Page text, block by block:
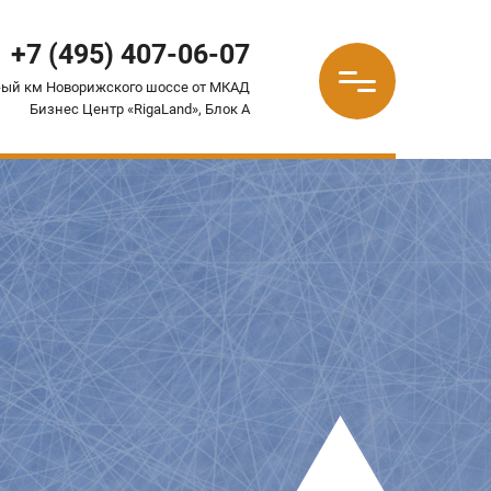
+7 (495) 407-06-07
км Новорижского шоссе от МКАД
Бизнес Центр «RigaLand», Блок А